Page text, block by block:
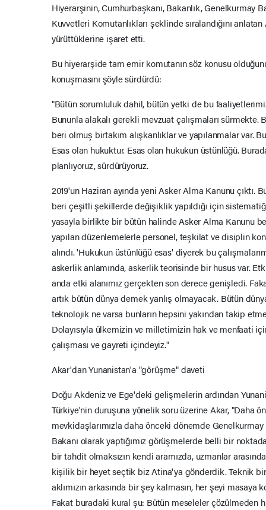
Hiyerarşinin, Cumhurbaşkanı, Bakanlık, Genelkurmay
Kuvvetleri Komutanlıkları şeklinde sıralandığını
yürüttüklerine işaret etti.
Bu hiyerarşide tam emir komutanın söz konusu
konuşmasını şöyle sürdürdü:
"Bütün sorumluluk dahil, bütün yetki de bu
Bununla alakalı gerekli mevzuat çalışmaları sürmekte.
beri olmuş birtakım alışkanlıklar ve yapılanmalar var.
Esas olan hukuktur. Esas olan hukukun üstünlüğü.
planlıyoruz, sürdürüyoruz.
2019'un Haziran ayında yeni Asker Alma Kanunu çıktı.
beri çeşitli şekillerde değişiklik yapıldığı için
yasayla birlikte bir bütün halinde Asker Alma Kanunu
yapılan düzenlemelerle personel, teşkilat ve disiplin
alındı. 'Hukukun üstünlüğü esas' diyerek bu
askerlik anlamında, askerlik teorisinde bir husus var.
anda etki alanımız gerçekten son derece genişledi.
artık bütün dünya demek yanlış olmayacak. Bütün
teknolojik ne varsa bunların hepsini yakından takip
Dolayısıyla ülkemizin ve milletimizin hak ve menfaati
çalışması ve gayreti içindeyiz."
Akar'dan Yunanistan'a "görüşme" daveti
Doğu Akdeniz ve Ege'deki gelişmelerin ardından
Türkiye'nin duruşuna yönelik soru üzerine Akar, "Daha
mevkidaşlarımızla daha önceki dönemde Genelkurmay
Bakanı olarak yaptığımız görüşmelerde belli bir
bir tahdit olmaksızın kendi aramızda, uzmanlar
kişilik bir heyet seçtik biz Atina'ya gönderdik. Teknik
aklımızın arkasında bir şey kalmasın, her şeyi masaya
Fakat buradaki kural şu: Bütün meseleler çözülmeden